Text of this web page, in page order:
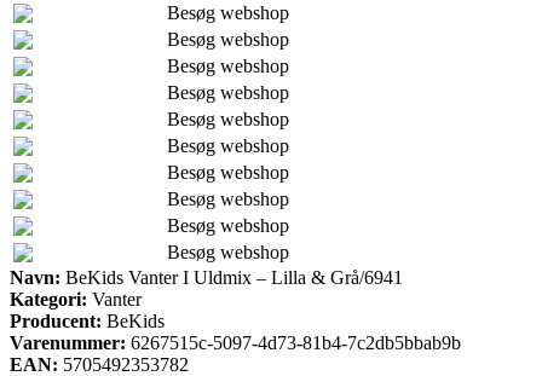
Besøg webshop
Besøg webshop
Besøg webshop
Besøg webshop
Besøg webshop
Besøg webshop
Besøg webshop
Besøg webshop
Besøg webshop
Besøg webshop
Navn: BeKids Vanter I Uldmix – Lilla & Grå/6941
Kategori: Vanter
Producent: BeKids
Varenummer: 6267515c-5097-4d73-81b4-7c2db5bbab9b
EAN: 5705492353782